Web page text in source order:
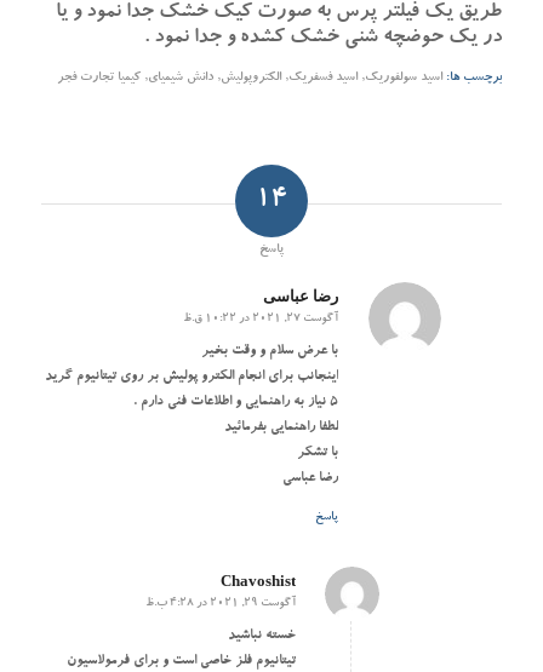
طریق یک فیلتر پرس به صورت کیک خشک جدا نمود و یا
در یک حوضچه شنی خشک کشده و جدا نمود .
برچسب ها: اسید سولفوریک, اسید فسفریک, الکتروپولیش, دانش شیمیای, کیمیا تجارت فجر
14
پاسخ
رضا عباسی
گفته:
آگوست 27, 2021 در 10:22 ق.ظ
با عرض سلام و وقت بخیر
اینجانب برای انجام الکترو پولیش بر روی تیتانیوم گرید
۵ نیاز به راهنمایی و اطلاعات فنی دارم .
لطفا راهنمایی بفرمائید
با تشکر
رضا عباسی
پاسخ
Chavoshist
گفته:
آگوست 29, 2021 در 4:28 ب.ظ
خسته نباشید
تیتانیوم فلز خاصی است و برای فرمولاسیون